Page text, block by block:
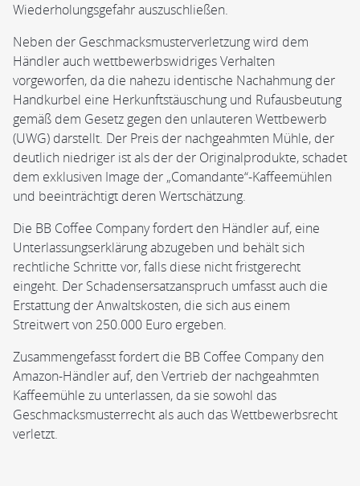
Wiederholungsgefahr auszuschließen.
Neben der Geschmacksmusterverletzung wird dem
Händler auch wettbewerbswidriges Verhalten
vorgeworfen, da die nahezu identische Nachahmung der
Handkurbel eine Herkunftstäuschung und Rufausbeutung
gemäß dem Gesetz gegen den unlauteren Wettbewerb
(UWG) darstellt. Der Preis der nachgeahmten Mühle, der
deutlich niedriger ist als der der Originalprodukte, schadet
dem exklusiven Image der „Comandante“-Kaffeemühlen
und beeinträchtigt deren Wertschätzung.
Die BB Coffee Company fordert den Händler auf, eine
Unterlassungserklärung abzugeben und behält sich
rechtliche Schritte vor, falls diese nicht fristgerecht
eingeht. Der Schadensersatzanspruch umfasst auch die
Erstattung der Anwaltskosten, die sich aus einem
Streitwert von 250.000 Euro ergeben.
Zusammengefasst fordert die BB Coffee Company den
Amazon-Händler auf, den Vertrieb der nachgeahmten
Kaffeemühle zu unterlassen, da sie sowohl das
Geschmacksmusterrecht als auch das Wettbewerbsrecht
verletzt.